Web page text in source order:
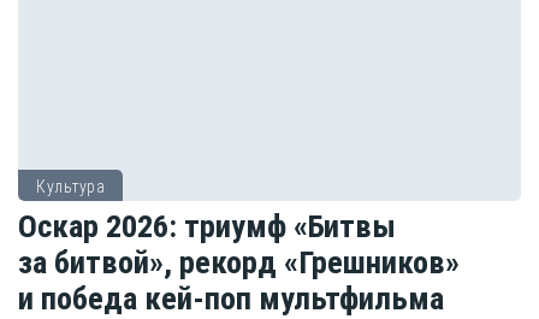
Культура
Оскар 2026: триумф «Битвы
за битвой», рекорд «Грешников»
и победа кей-поп мультфильма